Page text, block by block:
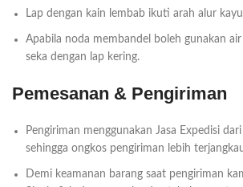
Lap dengan kain lembab ikuti arah alur
Apabila noda membandel boleh gunakan
seka dengan lap kering.
Pemesanan & Pengiriman
Pengiriman menggunakan Jasa Expedisi
sehingga ongkos pengiriman lebih
Demi keamanan barang saat pengiriman